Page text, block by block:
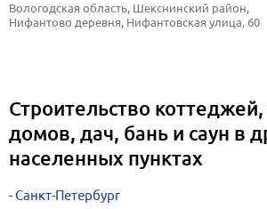
Вологодская область, Шекснинский район,
Нифантово деревня, Нифантовская улица, 60
Строительство
домов, дач, бань и саун в
населенных пунктах
Санкт-Петербург